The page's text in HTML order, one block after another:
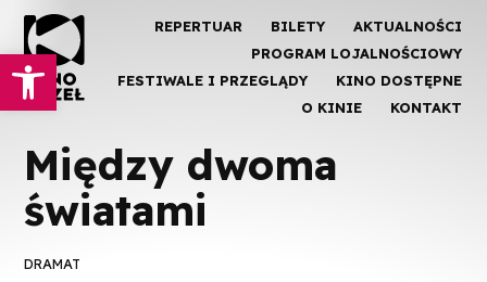
Otwórz pasek narzędzi
REPERTUAR BILETY
AKTUALNOŚCI
PROGRAM LOJALNOŚCIOWY
FESTIWALE I PRZEGLĄDY
KINO DOSTĘPNE
O KINIE
KONTAKT
Między dwoma
światami
DRAMAT